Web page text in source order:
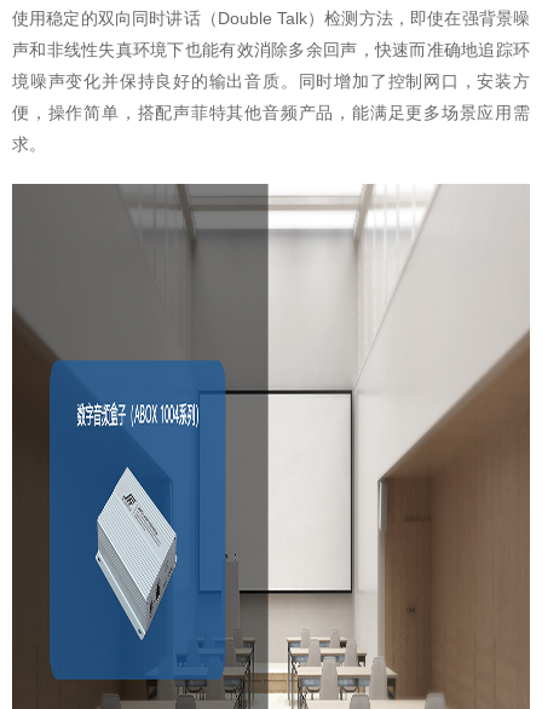
使用稳定的双向同时讲话（Double Talk）检测方法，即使在强背景噪
声和非线性失真环境下也能有效消除多余回声，快速而准确地追踪环
境噪声变化并保持良好的输出音质。同时增加了控制网口，安装方
便，操作简单，搭配声菲特其他音频产品，能满足更多场景应用需
求。